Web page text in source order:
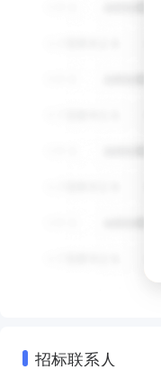
招标联系人